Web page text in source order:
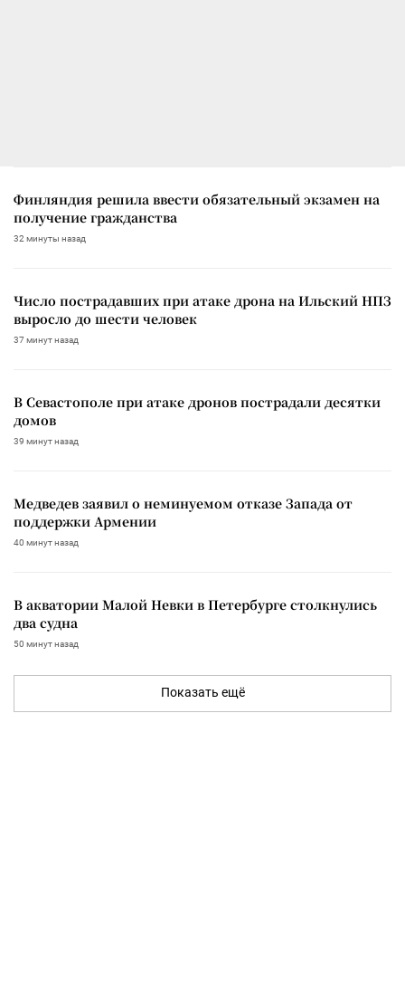
Финляндия решила ввести обязательный экзамен на
получение гражданства
32 минуты назад
Число пострадавших при атаке дрона на Ильский НПЗ
выросло до шести человек
37 минут назад
В Севастополе при атаке дронов пострадали десятки
домов
39 минут назад
Медведев заявил о неминуемом отказе Запада от
поддержки Армении
40 минут назад
В акватории Малой Невки в Петербурге столкнулись
два судна
50 минут назад
Показать ещё